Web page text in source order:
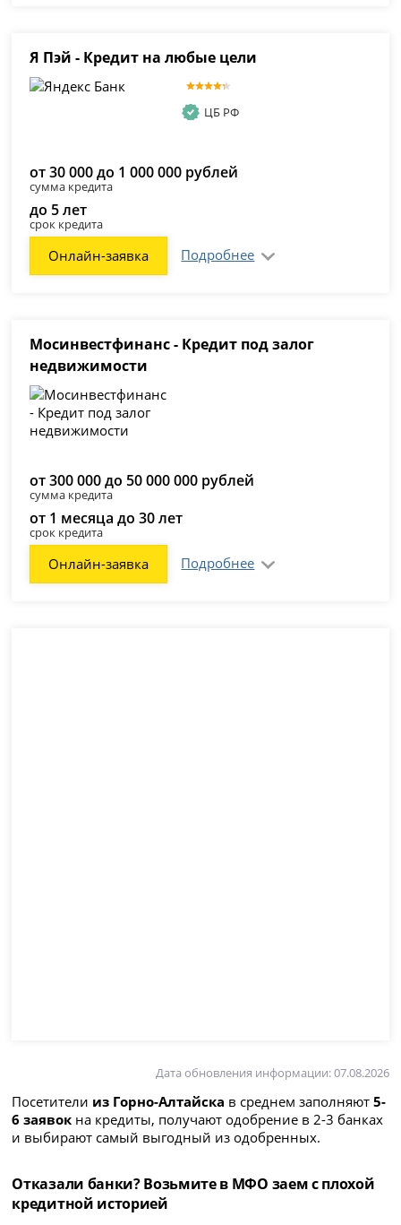
Я Пэй - Кредит на любые цели
ЦБ РФ
от 30 000 до 1 000 000 рублей
сумма кредита
до 5 лет
срок кредита
Онлайн-заявка Подробнее
Мосинвестфинанс - Кредит под залог
недвижимости
от 300 000 до 50 000 000 рублей
сумма кредита
от 1 месяца до 30 лет
срок кредита
Онлайн-заявка Подробнее
Дата обновления информации: 07.08.2026
Посетители из Горно-Алтайска в среднем заполняют5-
6 заявок на кредиты, получают одобрение в 2-3 банках
и выбирают самый выгодный из одобренных.
Отказали банки? Возьмите в МФО заем с плохой
кредитной историей